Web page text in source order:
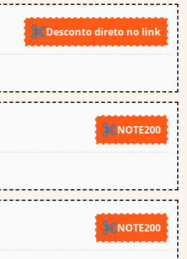
Desconto direto no link
NOTE200
NOTE200